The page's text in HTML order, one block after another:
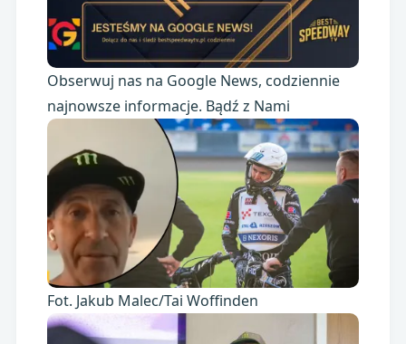
Obserwuj nas na Google News, codziennie
najnowsze informacje. Bądź z Nami
Fot. Jakub Malec/Tai Woffinden